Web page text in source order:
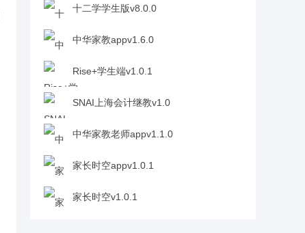
十二学学生版v8.0.0
中华家教appv1.6.0
Rise+学生端v1.0.1
SNAI上海会计继教v1.0
中华家教老师appv1.1.0
家长时空appv1.0.1
家长时空v1.0.1